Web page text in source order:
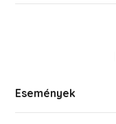
Események